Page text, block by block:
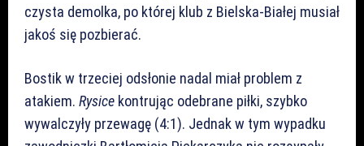
czysta demolka, po której klub z Bielska-Białej musiał
jakoś się pozbierać.
Bostik w trzeciej odsłonie nadal miał problem z
atakiem. Rysice kontrując odebrane piłki, szybko
wywalczyły przewagę (4:1). Jednak w tym wypadku